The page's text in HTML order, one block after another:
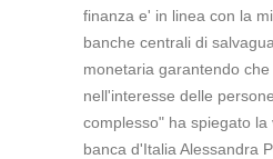
finanza e' in linea con la
banche centrali di
monetaria garantendo
nell'interesse delle
complesso" ha spiegato
banca d'Italia Alessandra